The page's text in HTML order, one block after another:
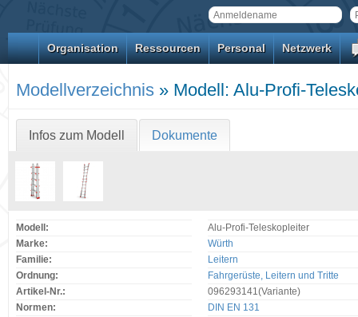
Organisation Ressourcen Personal Netzwerk
Modellverzeichnis » Modell: Alu-Profi-
Infos zum Modell Dokumente
Modell:
Alu-Profi-Teleskopleiter
Marke:
Würth
Familie:
Leitern
Ordnung:
Fahrgerüste, Leitern und Tritte
Artikel-Nr.:
096293141(Variante)
Normen:
DIN EN 131